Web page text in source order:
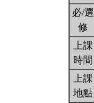
必/選
修
上課
時間
上課
地點